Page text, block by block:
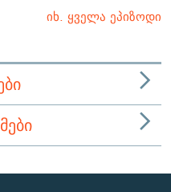
იხ. ყველა ეპიზოდი